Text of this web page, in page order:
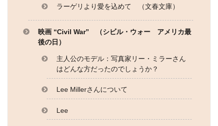
ラーゲリより愛を込めて （文春文庫）
映画 “Civil War” （シビル・ウォー アメリカ最
後の日）
主人公のモデル：写真家リー・ミラーさん
はどんな方だったのでしょうか？
Lee Millerさんについて
Lee